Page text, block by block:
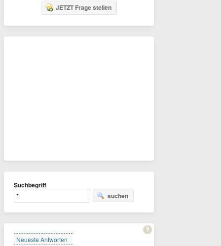
JETZT Frage stellen
Suchbegriff
suchen
Neueste Antworten